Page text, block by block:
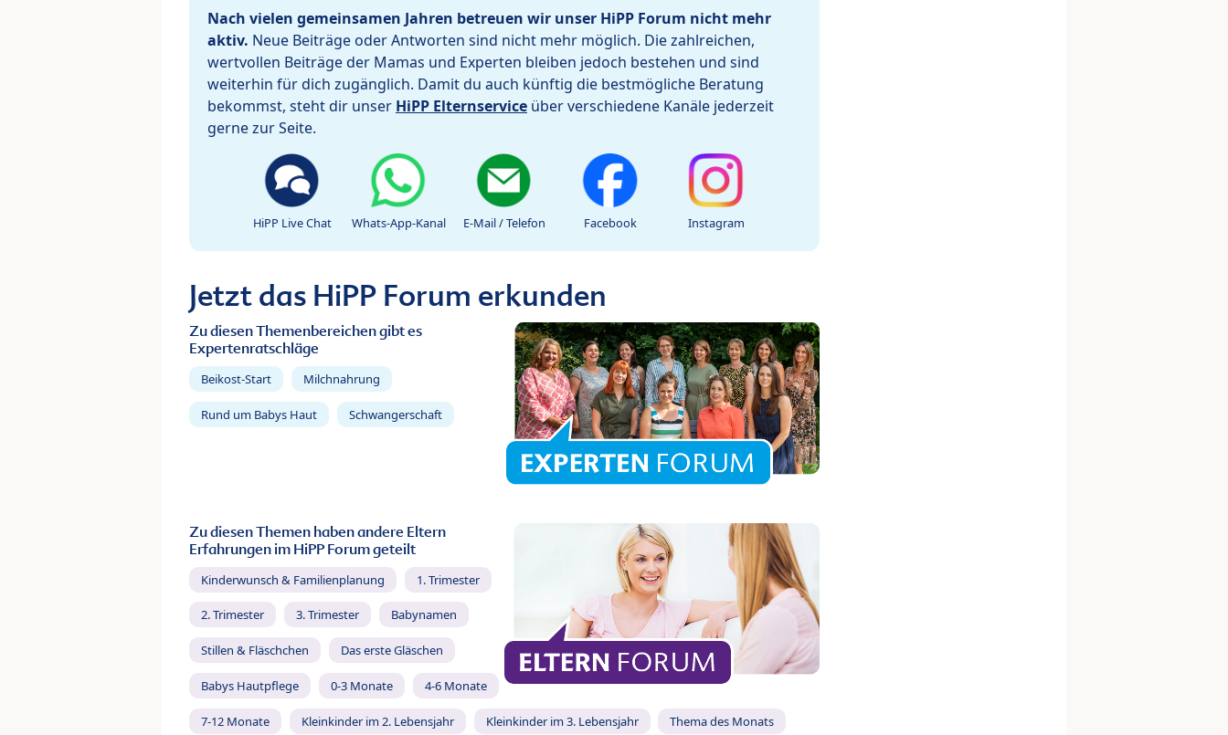
Nach vielen gemeinsamen Jahren betreuen wir unser HiPP Forum nicht mehr
aktiv. Neue Beiträge oder Antworten sind nicht mehr möglich. Die zahlreichen,
wertvollen Beiträge der Mamas und Experten bleiben jedoch bestehen und sind
weiterhin für dich zugänglich. Damit du auch künftig die bestmögliche Beratung
bekommst, steht dir unser HiPP Elternservice über verschiedene Kanäle jederzeit
gerne zur Seite.
HiPP Live Chat Whats-App-Kanal E-Mail / Telefon Facebook Instagram
Jetzt das HiPP Forum erkunden
Zu diesen Themenbereichen gibt es
Expertenratschläge
Beikost-Start Milchnahrung
Rund um Babys Haut Schwangerschaft
Zu diesen Themen haben andere Eltern
Erfahrungen im HiPP Forum geteilt
Kinderwunsch & Familienplanung 1. Trimester
2. Trimester 3. Trimester Babynamen
Stillen & Fläschchen Das erste Gläschen
Babys Hautpflege 0-3 Monate 4-6 Monate
7-12 Monate Kleinkinder im 2. Lebensjahr Kleinkinder im 3. Lebensjahr Thema des Monats